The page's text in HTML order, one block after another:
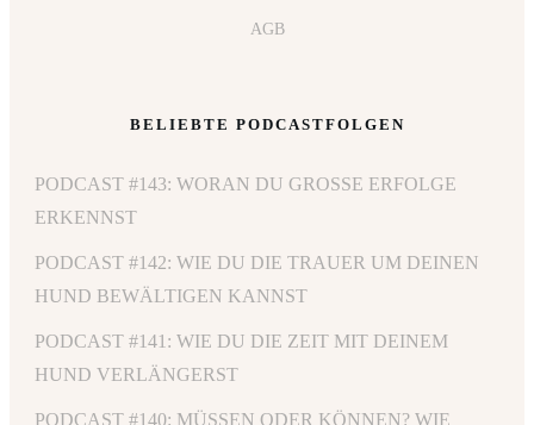
BELIEBTE PODCASTFOLGEN
PODCAST #143: WORAN DU GROSSE ERFOLGE E
RKENNST
PODCAST #142: WIE DU DIE TRAUER UM DEINEN
HUND BEWÄLTIGEN KANNST
PODCAST #141: WIE DU DIE ZEIT MIT DEINEM
HUND VERLÄNGERST
PODCAST #140: MÜSSEN ODER KÖNNEN? WIE
AGB